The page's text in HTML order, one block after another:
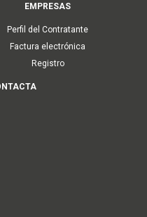
EMPRESAS
Perfil del Contratante
Factura electrónica
Registro